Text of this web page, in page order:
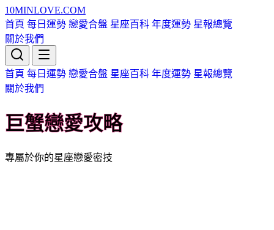
10MINLOVE.COM
首頁 每日運勢 戀愛合盤 星座百科 年度運勢 星報總覽
關於我們
首頁 每日運勢 戀愛合盤 星座百科 年度運勢 星報總覽
關於我們
巨蟹戀愛攻略
專屬於你的星座戀愛密技